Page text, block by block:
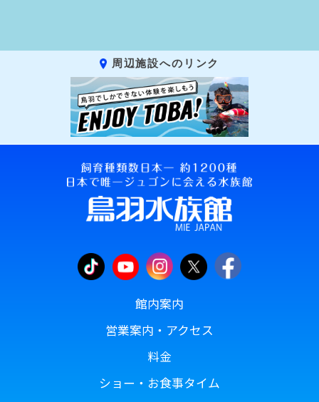
周辺施設へのリンク
館内案内
営業案内・アクセス
料金
ショー・お食事タイム